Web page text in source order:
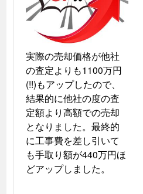
実際の売却価格が他社
の査定よりも1100万円
(!!)もアップしたので、
結果的に他社の度の査
定額より高額での売却
となりました。最終的
に工事費を差し引いて
も手取り額が440万円ほ
どアップしました。